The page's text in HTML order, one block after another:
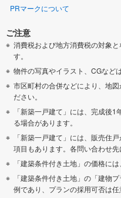
PRマークについて
ご注意
消費税および地方消費税の対象
す。
物件の写真やイラスト、CGなど
市区町村の合併などにより、地
ださい。
「新築一戸建て」には、完成後
る場合があります。
「新築一戸建て」には、販売住
項目もあります。各問い合わせ先
「建築条件付き土地」の価格に
「建築条件付き土地」の「建物
例であり、プランの採用可否は任